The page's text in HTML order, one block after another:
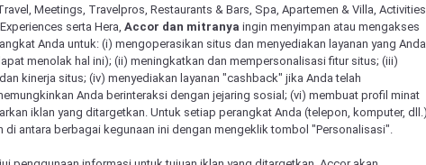
Meetings, Travelpros, Restaurants & Bars, Spa, Apartemen & Villa, Activities
serta Hera, Accor dan mitranya ingin menyimpan atau mengakses
Anda untuk: (i) mengoperasikan situs dan menyediakan layanan yang Anda
menolak hal ini); (ii) meningkatkan dan mempersonalisasi fitur situs; (iii)
kinerja situs; (iv) menyediakan layanan "cashback" jika Anda telah
Anda berinteraksi dengan jejaring sosial; (vi) membuat profil minat
iklan yang ditargetkan. Untuk setiap perangkat Anda (telepon, komputer,
di antara berbagai kegunaan ini dengan mengeklik tombol "Personalisasi".